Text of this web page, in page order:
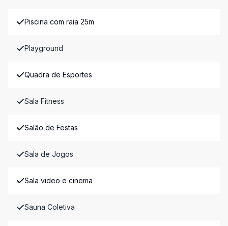
Piscina com raia 25m
Playground
Quadra de Esportes
Sala Fitness
Salão de Festas
Sala de Jogos
Sala video e cinema
Sauna Coletiva